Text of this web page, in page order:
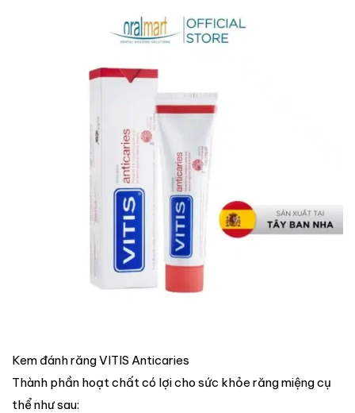
Kem đánh răng VITIS Anticaries
Thành phần hoạt chất có lợi cho sức khỏe răng miệng cụ
thể như sau: